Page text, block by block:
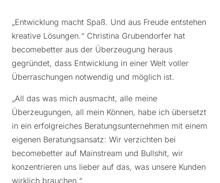
„Entwicklung macht Spaß. Und aus Freude entstehen
kreative Lösungen.“ Christina Grubendorfer hat
becomebetter aus der Überzeugung heraus
gegründet, dass Entwicklung in einer Welt voller
Überraschungen notwendig und möglich ist.
„All das was mich ausmacht, alle meine
Überzeugungen, all mein Können, habe ich übersetzt
in ein erfolgreiches Beratungsunternehmen mit einem
eigenen Beratungsansatz: Wir verzichten bei
becomebetter auf Mainstream und Bullshit, wir
konzentrieren uns lieber auf das, was unsere Kunden
wirklich brauchen.“